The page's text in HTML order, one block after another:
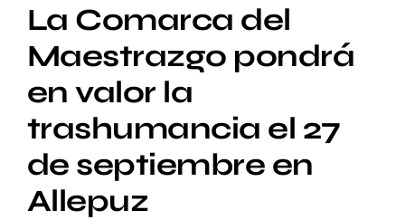
Quienes somos
Departamentos
Actualidad
La Comarca del
Maestrazgo pondrá
en valor la
trashumancia el 27
de septiembre en
Allepuz